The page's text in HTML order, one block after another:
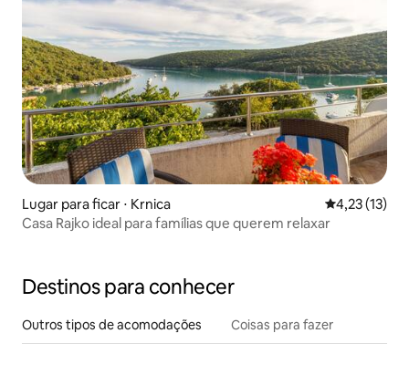
Lugar para ficar ⋅ Krnica 4,23 de uma
4,23 (13)
Casa Rajko ideal para famílias que querem relaxar
Destinos para conhecer
Outros tipos de acomodações Coisas para fazer